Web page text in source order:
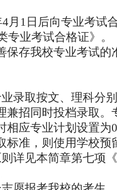
1日后向专业考试
专业考试合格证》。
存我校专业考试的
取按文、理科分别
兼招同时投档录取。
相应专业计划设置为
标准，则使用学校预
见本简章第七项《